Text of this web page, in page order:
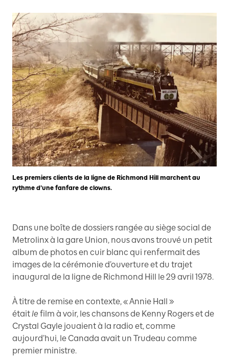
Les premiers clients de la ligne de Richmond Hill marchent au
rythme d’une fanfare de clowns.
Dans une boîte de dossiers rangée au siège social de
Metrolinx à la gare Union, nous avons trouvé un petit
album de photos en cuir blanc qui renfermait des
images de la cérémonie d’ouverture et du trajet
inaugural de la ligne de Richmond Hill le 29 avril 1978.
À titre de remise en contexte, « Annie Hall »
étaitle film à voir, les chansons de Kenny Rogers et de
Crystal Gayle jouaient à la radio et, comme
aujourd’hui, le Canada avait un Trudeau comme
premier ministre.